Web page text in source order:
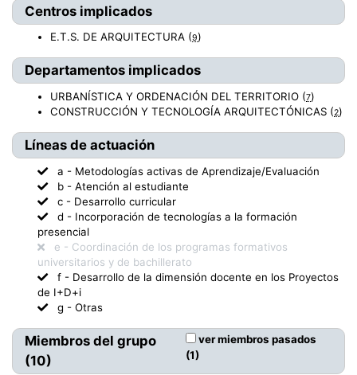
Centros implicados
E.T.S. DE ARQUITECTURA (9)
Departamentos implicados
URBANÍSTICA Y ORDENACIÓN DEL TERRITORIO (7)
CONSTRUCCIÓN Y TECNOLOGÍA ARQUITECTÓNICAS (2)
Líneas de actuación
a - Metodologías activas de Aprendizaje/Evaluación
b - Atención al estudiante
c - Desarrollo curricular
d - Incorporación de tecnologías a la formación
presencial
e - Coordinación de los programas formativos
universitarios y de bachillerato
f - Desarrollo de la dimensión docente en los Proyectos
de I+D+i
g - Otras
Miembros del grupo
(10)
ver miembros pasados
(1)